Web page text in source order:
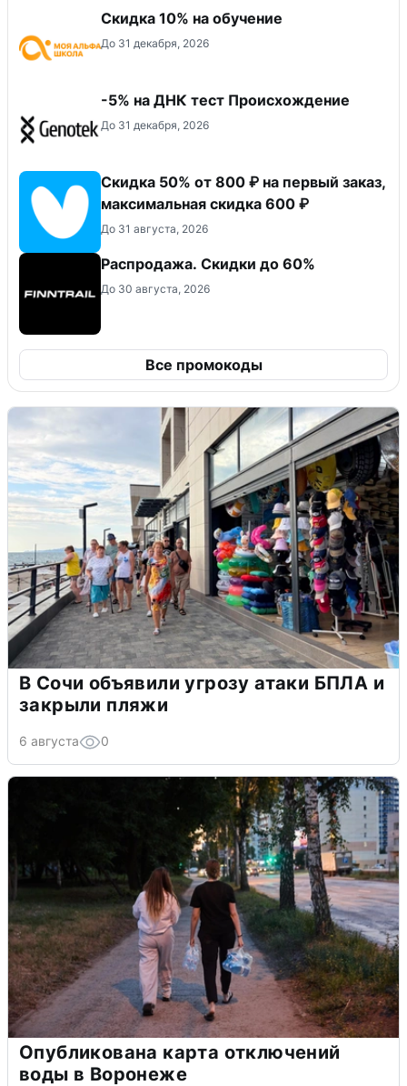
Скидка 10% на обучение
До 31 декабря, 2026
-5% на ДНК тест Происхождение
До 31 декабря, 2026
Скидка 50% от 800 ₽ на первый заказ,
максимальная скидка 600 ₽
До 31 августа, 2026
Распродажа. Скидки до 60%
До 30 августа, 2026
Все промокоды
В Сочи объявили угрозу атаки БПЛА и
закрыли пляжи
6 августа 0
Опубликована карта отключений
воды в Воронеже